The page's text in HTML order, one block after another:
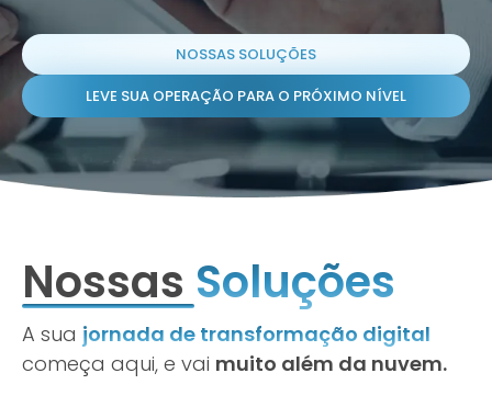
NOSSAS SOLUÇÕES
LEVE SUA OPERAÇÃO PARA O PRÓXIMO NÍVEL
Nossas Soluções
A sua jornada de transformação digital
começa aqui, e vai muito além da nuvem.